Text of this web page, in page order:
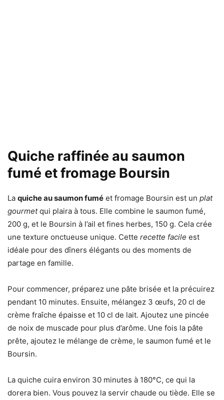
Quiche raffinée au saumon
fumé et fromage Boursin
La quiche au saumon fumé et fromage Boursin est un plat
gourmetqui plaira à tous. Elle combine le saumon fumé,
200 g, et le Boursin à l’ail et fines herbes, 150 g. Cela crée
une texture onctueuse unique. Cette recette facile est
idéale pour des dîners élégants ou des moments de
partage en famille.
Pour commencer, préparez une pâte brisée et la précuirez
pendant 10 minutes. Ensuite, mélangez 3 œufs, 20 cl de
crème fraîche épaisse et 10 cl de lait. Ajoutez une pincée
de noix de muscade pour plus d’arôme. Une fois la pâte
prête, ajoutez le mélange de crème, le saumon fumé et le
Boursin.
La quiche cuira environ 30 minutes à 180°C, ce qui la
dorera bien. Vous pouvez la servir chaude ou tiède. Elle se